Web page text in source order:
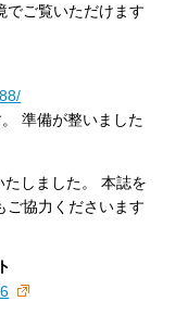
でご覧いただけます
準備が整いました
しました。 本誌を
ご協力くださいます